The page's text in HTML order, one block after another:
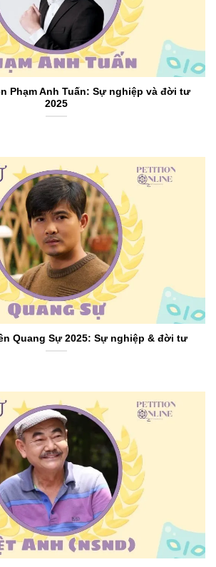
Phạm Anh Tuấn: Sự nghiệp và đời tư
2025
Quang Sự 2025: Sự nghiệp & đời tư